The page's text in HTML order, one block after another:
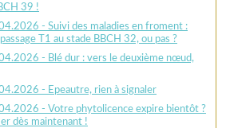
39 !
- Suivi des maladies en froment :
T1 au stade BBCH 32, ou pas ?
- Blé dur : vers le deuxième nœud,
- Epeautre, rien à signaler
- Votre phytolicence expire bientôt ?
dès maintenant !